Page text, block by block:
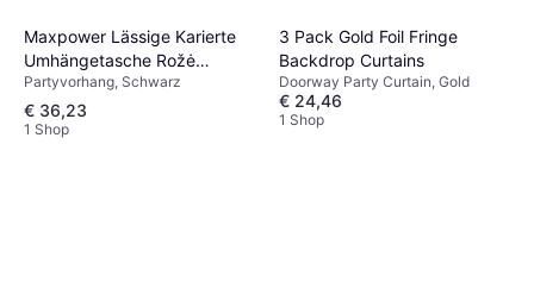
Maxpower Lässige Karierte
Umhängetasche Rožė
Raudona Spalva
Partyvorhang, Schwarz
€ 36,23
1 Shop
3 Pack Gold Foil Fringe
Backdrop Curtains
Doorway Party Curtain, Gold
€ 24,46
1 Shop